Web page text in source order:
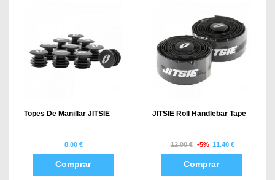
Topes De Manillar JITSIE
8.00 €
Comprar
JITSIE Roll Handlebar Tape
12.00 € -5% 11.40 €
Comprar